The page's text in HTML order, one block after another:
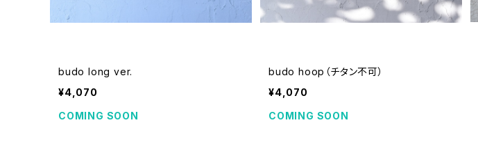
budo long ver.
¥4,070
COMING SOON
budo hoop（チタン不可）
¥4,070
COMING SOON